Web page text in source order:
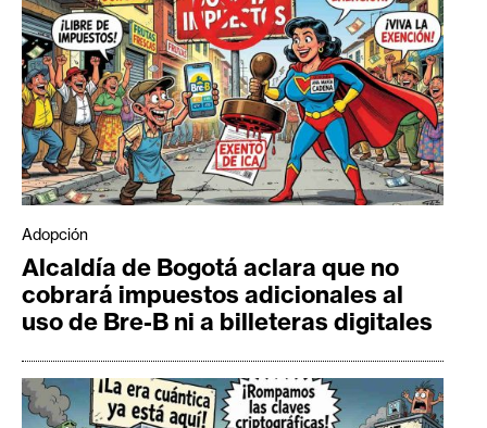
Adopción
Alcaldía de Bogotá aclara que no
cobrará impuestos adicionales al
uso de Bre-B ni a billeteras digitales